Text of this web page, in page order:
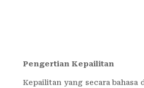
Pengertian Kepailitan
Kepailitan yang secara bahasa